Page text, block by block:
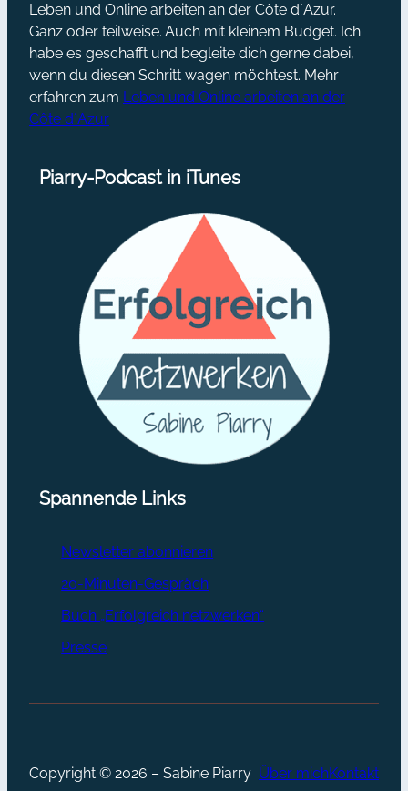
Leben und Online arbeiten an der Côte d´Azur.
Ganz oder teilweise. Auch mit kleinem Budget. Ich
habe es geschafft und begleite dich gerne dabei,
wenn du diesen Schritt wagen möchtest. Mehr
erfahren zum Leben und Online arbeiten an der
Côte d´Azur
Piarry-Podcast in iTunes
Spannende Links
Newsletter abonnieren
20-Minuten-Gespräch
Buch „Erfolgreich netzwerken“
Presse
Copyright © 2026 – Sabine Piarry Über michKontakt